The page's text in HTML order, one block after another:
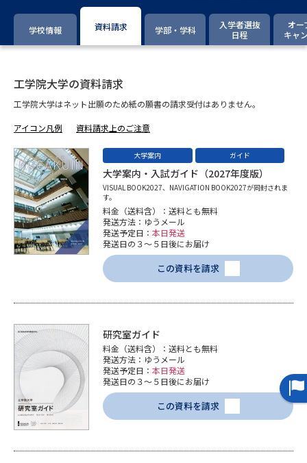
過去問題集
専門学校の資料請求 大学院の資料請求
留学・進学関連、塾・予備校
内」の請求
大学入学共通テスト「受験上の
配慮案内」の請求
高等学校卒業程度認定試験
幼稚園教員資格認定試験 小学校教員資格認定試験
高等学校（情報）教員資格認定
大学で学べる内容や特徴を調べる
新増設大学・学部・学科特集
国際・グローバルに強い大学特
集
学校情報 資料請求 学部・学科
入学者選抜
日程
オー
キャ
工学院大学の資料請求
工学院大学はネット出願のため紙の願書の請求受付はありません。
アイコン凡例 資料請求上のご注意
大学案内 ガイド
大学案内・入試ガイド（2027年度版）
VISUAL BOOK2027、NAVIGATION BOOK2027が同封されま
す。
料金（送料含）：送料とも無料
発送方法：ゆうメール
発送予定日： 本日発送
発送日の３～５日後にお届け
この資料を請求
研究室ガイド
料金（送料含）：送料とも無料
発送方法：ゆうメール
発送予定日： 本日発送
発送日の３～５日後にお届け
この資料を請求